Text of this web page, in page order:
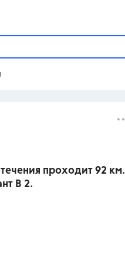
задание
проходит 92 км.
В 2.